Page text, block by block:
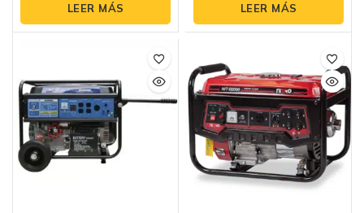
de
5
LEER MÁS
de
5
LEER MÁS